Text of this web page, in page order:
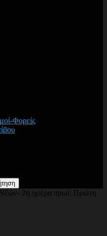
Φορείς
2η ημέρα πρωί: Πρώτη